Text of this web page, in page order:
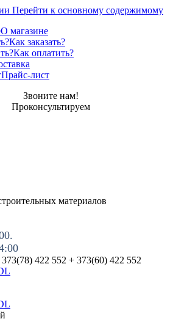
Перейти к основному содержимому
О магазине
Как заказать?
Как оплатить?
Прайс-лист
Звоните нам!
Проконсультируем
материалов
422 552 + 373(60) 422 552